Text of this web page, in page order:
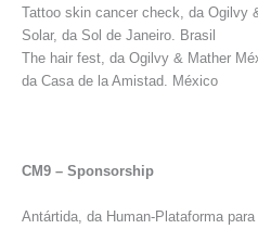
Tattoo skin cancer check, da Ogilvy
Solar, da Sol de Janeiro. Brasil
The hair fest, da Ogilvy & Mather
da Casa de la Amistad. México
CM9 – Sponsorship
Antártida, da Human-Plataforma